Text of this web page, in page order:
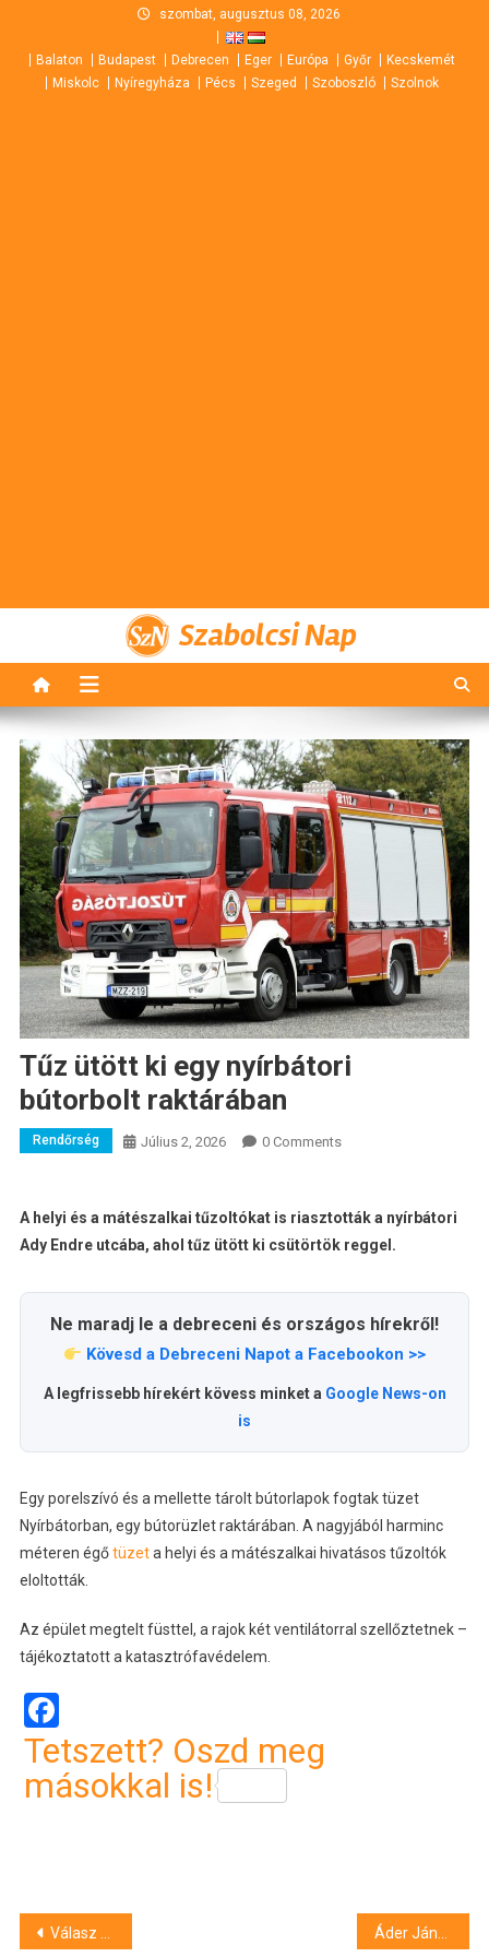
content
szombat, augusztus 08, 2026
Balaton Budapest Debrecen Eger Európa Győr
Kecskemét
Miskolc
Nyíregyháza Pécs Szeged Szoboszló Szolnok
Szabolcsi Nap
Tűz ütött ki egy nyírbátori
bútorbolt raktárában
Rendőrség Július 2, 2026 0 Comments
A helyi és a mátészalkai tűzoltókat is riasztották a nyírbátori
Ady Endre utcába, ahol tűz ütött ki csütörtök reggel.
Ne maradj le a debreceni és országos hírekről!
Kövesd a Debreceni Napot a Facebookon >>
A legfrissebb hírekért kövess minket a Google News-on
is
Egy porelszívó és a mellette tárolt bútorlapok fogtak tüzet
Nyírbátorban, egy bútorüzlet raktárában. A nagyjából harminc
méteren égőtüzeta helyi és a mátészalkai hivatásos tűzoltók
eloltották.
Az épület megtelt füsttel, a rajok két ventilátorral szellőztetnek –
tájékoztatott a katasztrófavédelem.
Facebook
Tetszett? Oszd meg
másokkal is!
Bejegyzés
Válasz a kritikákra: így lehetne egyetemi kollégium az Aranybikából Áder János megszólalt Sulyok Tamás eltávolításáról